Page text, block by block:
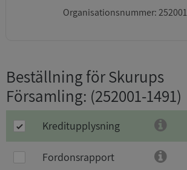
Organisationsnummer:
Beställning för Skurups
Församling: (252001-1491)
Kreditupplysning
Fordonsrapport